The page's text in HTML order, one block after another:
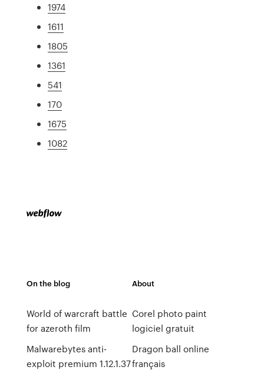
1974
1611
1805
1361
541
170
1675
1082
On the blog
World of warcraft battle
for azeroth film
Malwarebytes anti-
exploit premium 1.12.1.37
About
Corel photo paint
logiciel gratuit
Dragon ball online
français